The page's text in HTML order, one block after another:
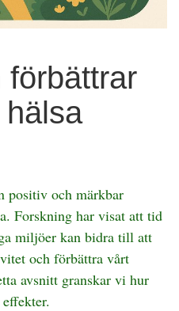
förbättrar
positiv och märkbar
Forskning har visat att tid
miljöer kan bidra till att
och förbättra vårt
avsnitt granskar vi hur